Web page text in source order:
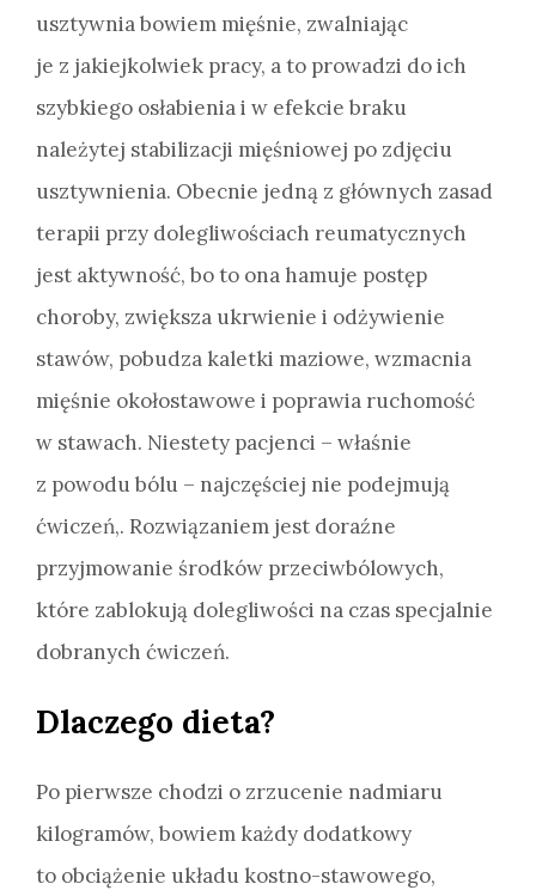
usztywnia bowiem mięśnie, zwalniając
je z jakiejkolwiek pracy, a to prowadzi do ich
szybkiego osłabienia i w efekcie braku
należytej stabilizacji mięśniowej po zdjęciu
usztywnienia. Obecnie jedną z głównych zasad
terapii przy dolegliwościach reumatycznych
jest aktywność, bo to ona hamuje postęp
choroby, zwiększa ukrwienie i odżywienie
stawów, pobudza kaletki maziowe, wzmacnia
mięśnie okołostawowe i poprawia ruchomość
w stawach. Niestety pacjenci – właśnie
z powodu bólu – najczęściej nie podejmują
ćwiczeń,. Rozwiązaniem jest doraźne
przyjmowanie środków przeciwbólowych,
które zablokują dolegliwości na czas specjalnie
dobranych ćwiczeń.
Dlaczego dieta?
Po pierwsze chodzi o zrzucenie nadmiaru
kilogramów, bowiem każdy dodatkowy
to obciążenie układu kostno-stawowego,